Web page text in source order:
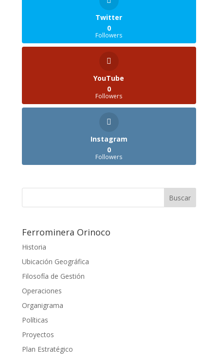
Twitter
0
Followers
YouTube
0
Followers
Instagram
0
Followers
Ferrominera Orinoco
Historia
Ubicación Geográfica
Filosofía de Gestión
Operaciones
Organigrama
Políticas
Proyectos
Plan Estratégico